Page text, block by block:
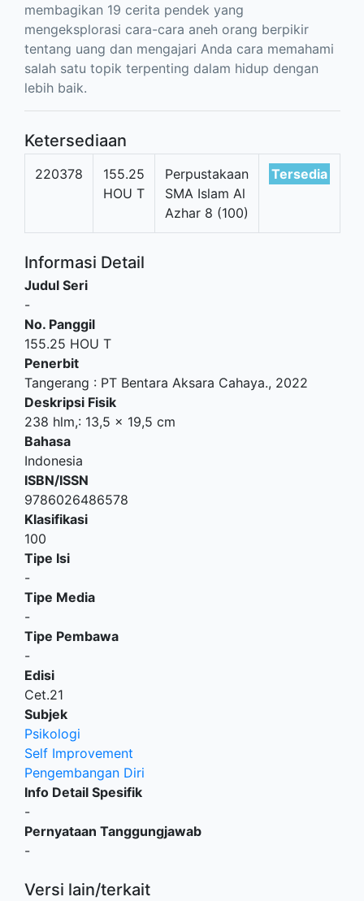
membagikan 19 cerita pendek yang
mengeksplorasi cara-cara aneh orang berpikir
tentang uang dan mengajari Anda cara memahami
salah satu topik terpenting dalam hidup dengan
lebih baik.
Ketersediaan
220378
155.25
HOU T
Perpustakaan
SMA Islam Al
Azhar 8 (100)
Tersedia
Informasi Detail
Judul Seri
-
No. Panggil
155.25 HOU T
Penerbit
Tangerang : PT Bentara Aksara Cahaya., 2022
Deskripsi Fisik
238 hlm,: 13,5 x 19,5 cm
Bahasa
Indonesia
ISBN/ISSN
9786026486578
Klasifikasi
100
Tipe Isi
-
Tipe Media
-
Tipe Pembawa
-
Edisi
Cet.21
Subjek
Psikologi
Self Improvement
Pengembangan Diri
Info Detail Spesifik
-
Pernyataan Tanggungjawab
-
Versi lain/terkait